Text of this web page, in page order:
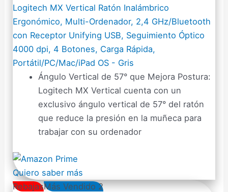
Logitech MX Vertical Ratón Inalámbrico
Ergonómico, Multi-Ordenador, 2,4 GHz/Bluetooth
con Receptor Unifying USB, Seguimiento Óptico
4000 dpi, 4 Botones, Carga Rápida,
Portátil/PC/Mac/iPad OS - Gris
Ángulo Vertical de 57° que Mejora Postura:
Logitech MX Vertical cuenta con un
exclusivo ángulo vertical de 57° del ratón
que reduce la presión en la muñeca para
trabajar con su ordenador
Quiero saber más
RebajasMás Vendido 2